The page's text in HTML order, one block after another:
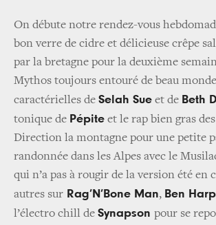
On débute notre rendez-vous
bon verre de cidre et délicieuse crêpe
par la bretagne pour la deuxième
Mythos toujours entouré de beau
caractérielles de Selah Sue et de Beth
tonique de Pépite et le rap bien gras des
Direction la montagne pour une petite
randonnée dans les Alpes avec le
qui n’a pas à rougir de la version été en
autres sur Rag’N’Bone Man, Ben
l’électro chill de Synapson pour se